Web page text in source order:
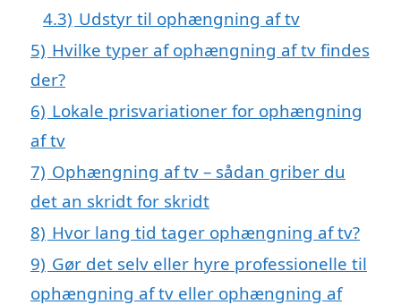
4.3) Udstyr til ophængning af tv
5) Hvilke typer af ophængning af tv findes
der?
6) Lokale prisvariationer for ophængning
af tv
7) Ophængning af tv – sådan griber du
det an skridt for skridt
8) Hvor lang tid tager ophængning af tv?
9) Gør det selv eller hyre professionelle til
ophængning af tv eller ophængning af